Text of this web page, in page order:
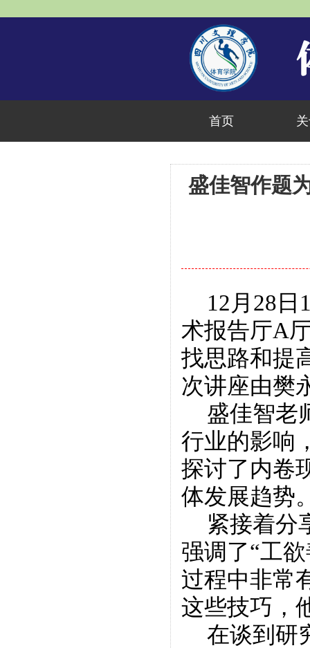
首页
盛佳智作题
12 月 28 日
术报告厅A
找思路和提
次讲座由樊
盛佳智老
行业的影响
探讨了内卷
体发展趋势
紧接着分
强调了“工
过程中非常
这些技巧，
在谈到研